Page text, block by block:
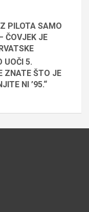
PILOTA SAMO
ČOVJEK JE
UOČI 5.
ZNATE ŠTO JE
NI ’95.“